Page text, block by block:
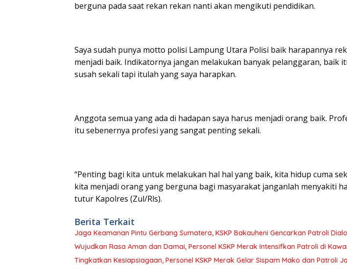
berguna pada saat rekan rekan nanti akan mengikuti pendidikan.
Saya sudah punya motto polisi Lampung Utara Polisi baik harapannya
menjadi baik. Indikatornya jangan melakukan banyak pelanggaran, baik
susah sekali tapi itulah yang saya harapkan.
Anggota semua yang ada di hadapan saya harus menjadi orang baik.
itu sebenernya profesi yang sangat penting sekali.
“Penting bagi kita untuk melakukan hal hal yang baik, kita hidup cuma
kita menjadi orang yang berguna bagi masyarakat janganlah menyakiti
tutur Kapolres (Zul/Rls).
Berita Terkait
Jaga Keamanan Pintu Gerbang Sumatera, KSKP Bakauheni Gencarkan Patroli
Wujudkan Rasa Aman dan Damai, Personel KSKP Merak Intensifkan Patroli di
Tingkatkan Kesiapsiagaan, Personel KSKP Merak Gelar Sispam Mako dan Patroli